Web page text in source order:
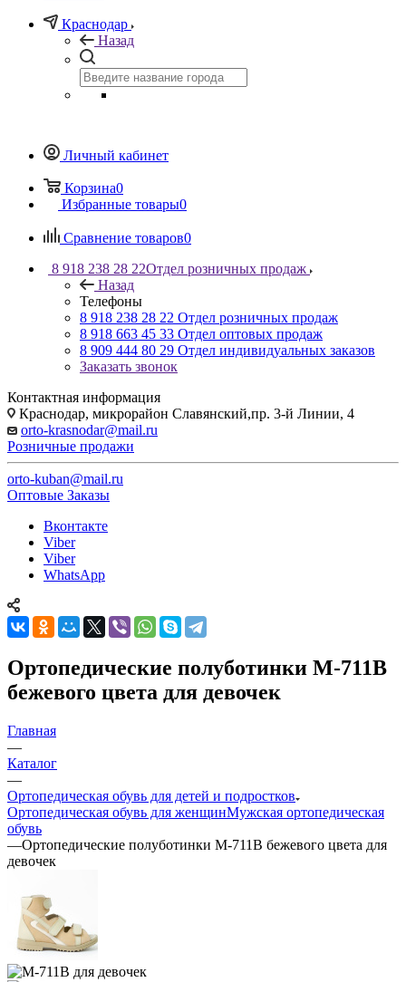
Краснодар
Назад
Личный кабинет
Корзина0
Избранные товары0
Сравнение товаров0
8 918 238 28 22Отдел розничных продаж
Назад
Телефоны
8 918 238 28 22 Отдел розничных продаж
8 918 663 45 33 Отдел оптовых продаж
8 909 444 80 29 Отдел индивидуальных заказов
Заказать звонок
Контактная информация
Краснодар, микрорайон Славянский,пр. 3-й Линии, 4
orto-krasnodar@mail.ru
Розничные продажи
orto-kuban@mail.ru
Оптовые Заказы
Вконтакте
Viber
Viber
WhatsApp
Ортопедические полуботинки М-711В
бежевого цвета для девочек
Главная
—
Каталог
—
Ортопедическая обувь для детей и подростков
Ортопедическая обувь для женщинМужская ортопедическая
обувь
—Ортопедические полуботинки М-711В бежевого цвета для
девочек